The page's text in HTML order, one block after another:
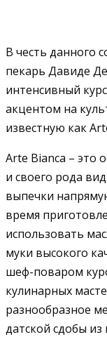
В честь данного
пекарь Давиде
интенсивный
акцентом на
известную как
Arte Bianca – это
и своего рода
выпечки
время
использовать
муки высокого
шеф-поваром
кулинарных
разнообразное
датской сдобы из